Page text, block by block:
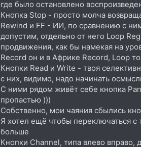
где было остановлено
Кнопка Stop - просто молча
Rewind и FF - ИИ, по сравнению с
допустим, отдельно от него Loop
продвижения, как бы намекая на
Record он и в Африке Record, Loop
Кнопки Read и Write - твоя
с них, видимо, надо начинать
С ними рядом живёт себе кнопка
пропастью )))
Собственно, мои чаяния сбылись
Я хотел ещё чтобы переключаться с
больше
Кнопки Channel, типа влево вправо,